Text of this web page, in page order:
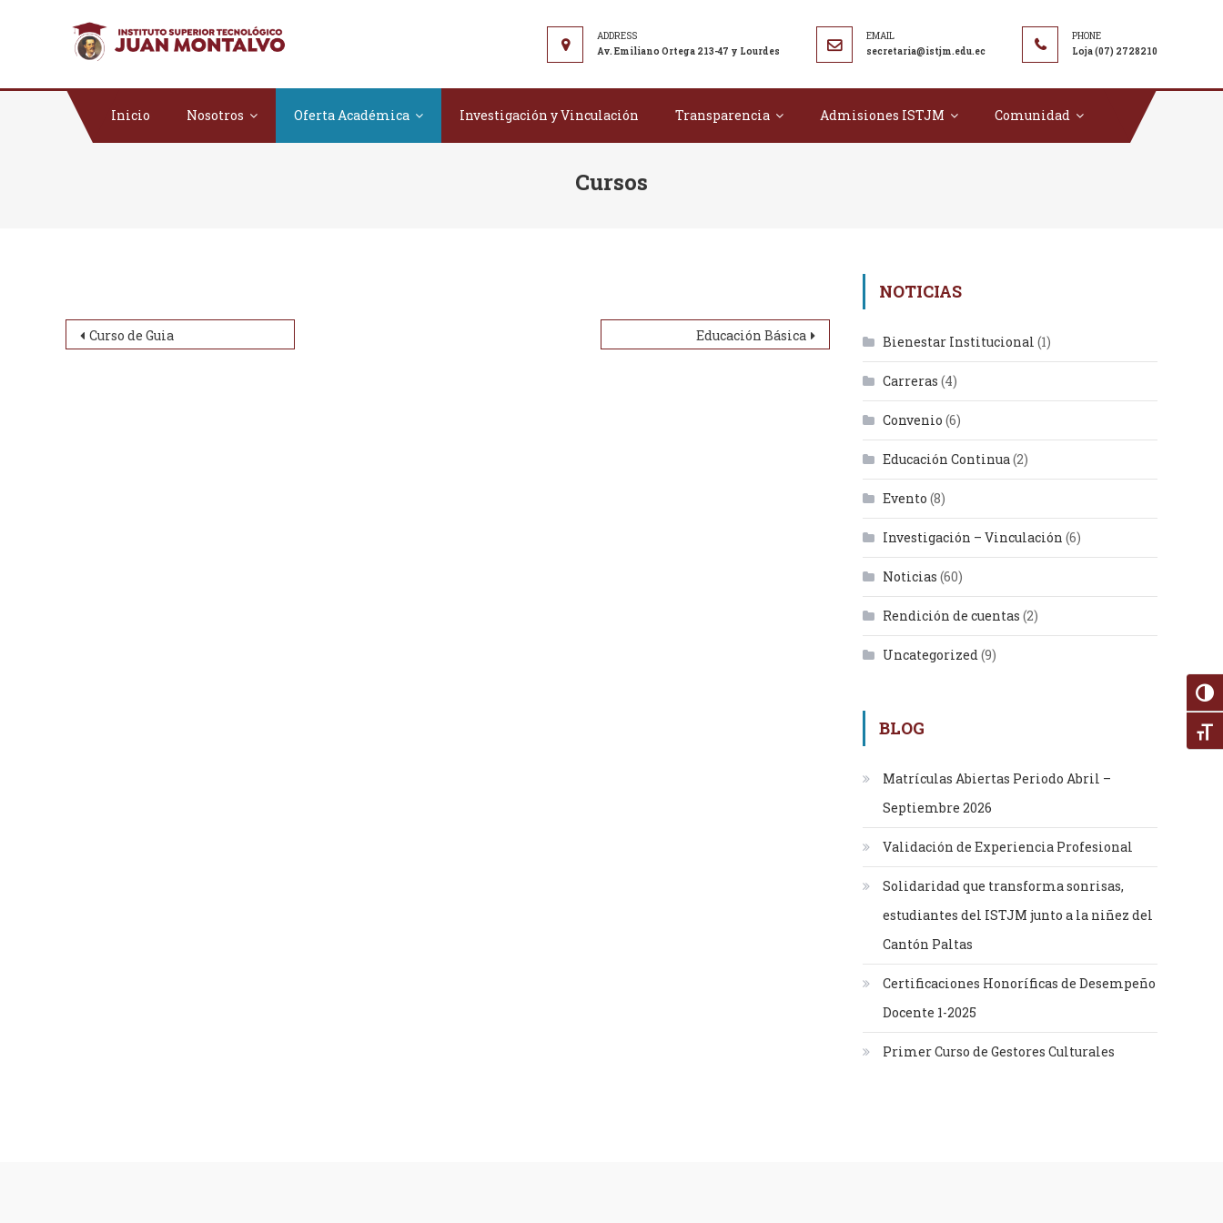
Instituto Superior Tecnológico "Juan Montalvo"
Av. Emiliano Ortega 213-47 y Lourdes secretaria@istjm.edu.ec Loja (07) 2728210
Inicio Nosotros Oferta Académica Investigación y Vinculación Transparencia Admisiones ISTJM Comunidad
Cursos
Navegación de entradas
Curso de Guia Educación Básica
NOTICIAS
Bienestar Institucional (1)
Carreras (4)
Convenio (6)
Educación Continua(2)
Evento (8)
Investigación – Vinculación (6)
Noticias (60)
Rendición de cuentas (2)
Uncategorized(9)
BLOG
Matrículas Abiertas Periodo Abril –
Septiembre 2026
Validación de Experiencia Profesional
Solidaridad que transforma sonrisas,
estudiantes del ISTJM junto a la niñez del
Cantón Paltas
Certificaciones Honoríficas de Desempeño
Docente 1-2025
Primer Curso de Gestores Culturales